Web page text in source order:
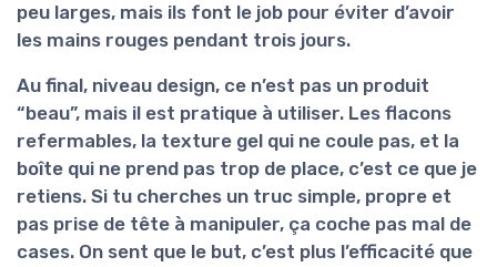
peu larges, mais ils font le job pour éviter d’avoir
les mains rouges pendant trois jours.
Au final, niveau design, ce n’est pas un produit
“beau”, mais il est pratique à utiliser. Les flacons
refermables, la texture gel qui ne coule pas, et la
boîte qui ne prend pas trop de place, c’est ce que je
retiens. Si tu cherches un truc simple, propre et
pas prise de tête à manipuler, ça coche pas mal de
cases. On sent que le but, c’est plus l’efficacité que